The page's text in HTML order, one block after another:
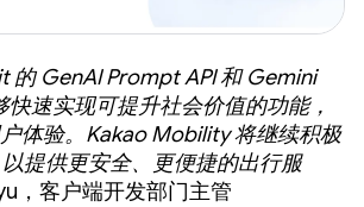
的 GenAI Prompt API 和 Gemini
速实现可提升社会价值的功能，
体验。Kakao Mobility 将继续积极
提供更安全、更便捷的出行服
，客户端开发部门主管